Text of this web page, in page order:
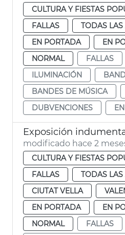
CULTURA Y FIESTAS
FALLAS
TODAS
EN PORTADA
EN
NORMAL
FALLAS
ILUMINACIÓN
BANDES DE MÚSICA
DUBVENCIONES
modificado hace 2
CULTURA Y FIESTAS
FALLAS
TODAS
CIUTAT VELLA
EN PORTADA
EN
NORMAL
FALLAS